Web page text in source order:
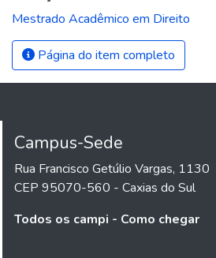
Mestrado Acadêmico em Direito
Página do item completo
Campus-Sede
Rua Francisco Getúlio Vargas, 1130
CEP 95070-560 - Caxias do Sul
Todos os campi - Como chegar